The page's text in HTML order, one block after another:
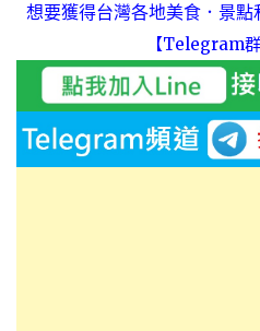
想要獲得台灣各地美食．景
【Telegram群